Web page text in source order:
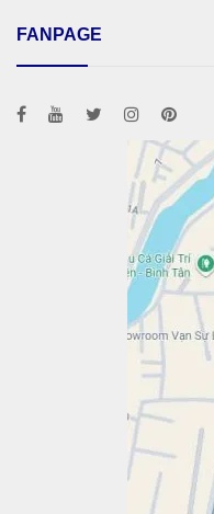
FANPAGE